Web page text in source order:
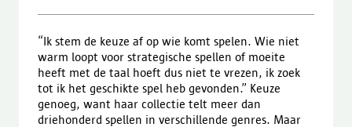
“Ik stem de keuze af op wie komt spelen. Wie niet
warm loopt voor strategische spellen of moeite
heeft met de taal hoeft dus niet te vrezen, ik zoek
tot ik het geschikte spel heb gevonden.” Keuze
genoeg, want haar collectie telt meer dan
driehonderd spellen in verschillende genres. Maar